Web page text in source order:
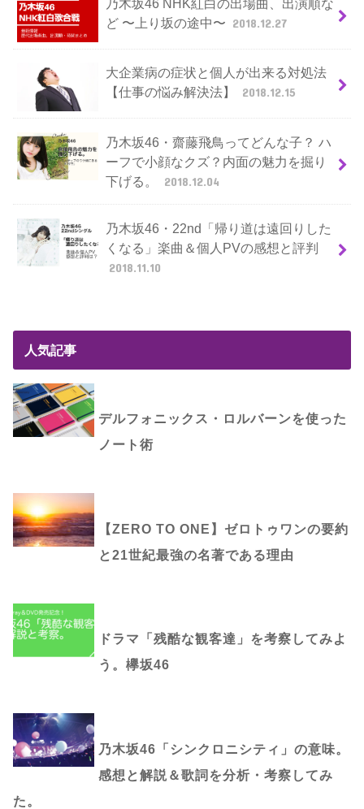
乃木坂46 NHK紅白の出場曲、出演順な
ど 〜上り坂の途中〜 2018.12.27
大企業病の症状と個人が出来る対処法
【仕事の悩み解決法】
2018.12.15
乃木坂46・齋藤飛鳥ってどんな子？ ハ
ーフで小顔なクズ？内面の魅力を掘り
下げる。
2018.12.04
乃木坂46・22nd「帰り道は遠回りした
くなる」楽曲＆個人PVの感想と評判
2018.11.10
人気記事
デルフォニックス・ロルバーンを使った
ノート術
【ZERO TO ONE】ゼロトゥワンの要約
と21世紀最強の名著である理由
ドラマ「残酷な観客達」を考察してみよ
う。欅坂46
乃木坂46「シンクロニシティ」の意味。
感想と解説＆歌詞を分析・考察してみ
た。